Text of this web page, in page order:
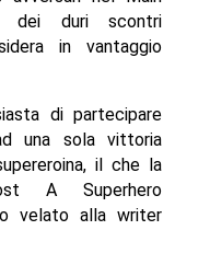
dei duri scontri
in vantaggio
di partecipare
una sola vittoria
il che la
A Superhero
velato alla writer